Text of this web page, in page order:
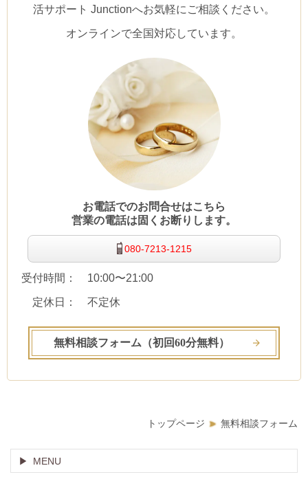
活サポート Junctionへお気軽にご相談ください。
オンラインで全国対応しています。
お電話でのお問合せはこちら
営業の電話は固くお断りします。
080-7213-1215
受付時間： 10:00〜21:00
定休日： 不定休
無料相談フォーム（初回60分無料）
トップページ 無料相談フォーム
MENU